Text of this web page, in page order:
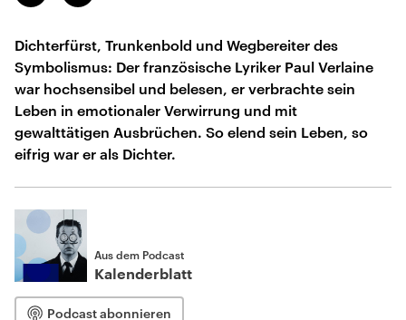
Dichterfürst, Trunkenbold und Wegbereiter des
Symbolismus: Der französische Lyriker Paul Verlaine
war hochsensibel und belesen, er verbrachte sein
Leben in emotionaler Verwirrung und mit
gewalttätigen Ausbrüchen. So elend sein Leben, so
eifrig war er als Dichter.
Aus dem Podcast
Kalenderblatt
Podcast abonnieren